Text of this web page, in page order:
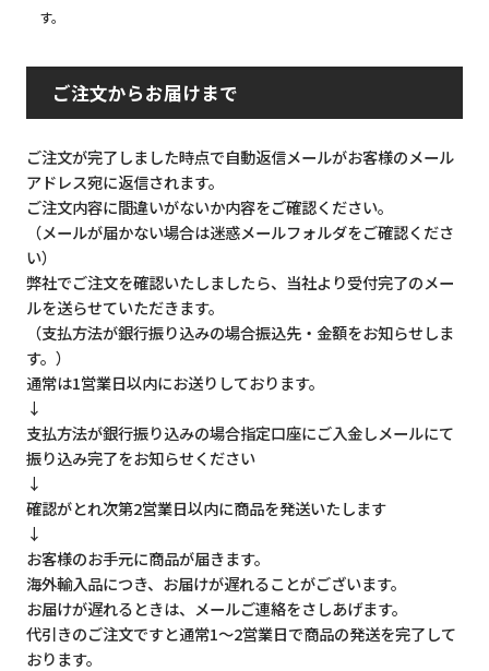
す。
ご注文からお届けまで
ご注文が完了しました時点で自動返信メールがお客様のメール
アドレス宛に返信されます。
ご注文内容に間違いがないか内容をご確認ください。
（メールが届かない場合は迷惑メールフォルダをご確認くださ
い）
弊社でご注文を確認いたしましたら、当社より受付完了のメー
ルを送らせていただきます。
（支払方法が銀行振り込みの場合振込先・金額をお知らせしま
す。）
通常は1営業日以内にお送りしております。
↓
支払方法が銀行振り込みの場合指定口座にご入金しメールにて
振り込み完了をお知らせください
↓
確認がとれ次第2営業日以内に商品を発送いたします
↓
お客様のお手元に商品が届きます。
海外輸入品につき、お届けが遅れることがございます。
お届けが遅れるときは、メールご連絡をさしあげます。
代引きのご注文ですと通常1～2営業日で商品の発送を完了して
おります。